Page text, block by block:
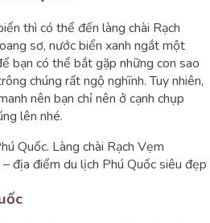
thì có thể đến làng chài Rạch
sơ, nước biển xanh ngắt một
bạn có thể bắt gặp những con sao
chúng rất ngộ nghĩnh. Tuy nhiên,
nên bạn chỉ nên ở cạnh chụp
lên nhé.
địa điểm du lịch Phú Quốc siêu đẹp